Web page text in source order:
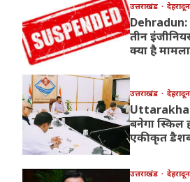
उत्तराखंड देहरादून
Dehradun:
तीन
क्या है मामला
उत्तराखंड देहरादून
बनेगा स्किल
एकीकृत
उत्तराखंड देहरादून